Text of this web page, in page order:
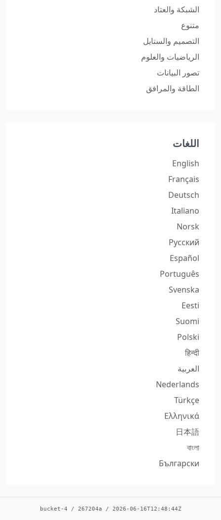
الشبكة والعتاد
متنوع
التصميم والستايل
الرياضيات والعلوم
تصور البيانات
الطاقة والمرافق
اللغات
English
Français
Deutsch
Italiano
Norsk
Русский
Español
Português
Svenska
Eesti
Suomi
Polski
हिन्दी
العربية
Nederlands
Türkçe
Ελληνικά
日本語
বাংলা
Български
bucket-4 / 267204a / 2026-06-16T12:48:44Z